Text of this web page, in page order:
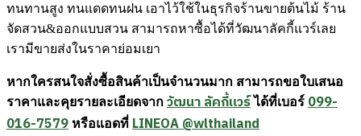
ทนทานสูง ทนแดดทนฝน เอาไว้ใช้ในธุรกิจร้านขายต้นไม้ ร้าน
จัดสวน&ออกแบบสวน สามารถหาซื้อได้ที่วัฒนาลัคกี้แวร์เลย
เรามีขายส่งในราคาย่อมเยา
หากใครสนใจสั่งซื้อสินค้าเป็นจำนวนมาก สามารถขอใบเสนอ
ราคาและคุยรายละเอียดจาก วัฒนา ลัคกี้แวร์ได้ที่เบอร์ 099-
016-7579 หรือแอดที่ LINEOA @wlthailand